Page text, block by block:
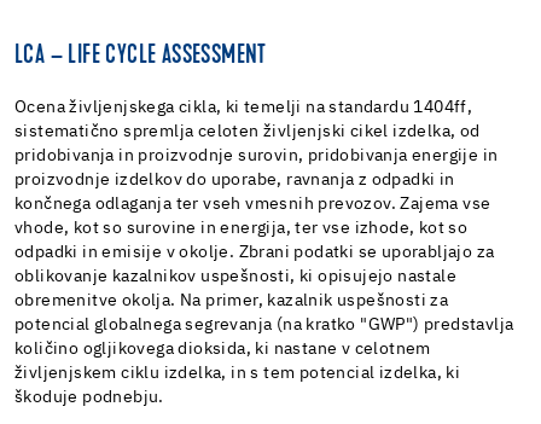
LCA – LIFE CYCLE ASSESSMENT
Ocena življenjskega cikla, ki temelji na standardu 1404ff,
sistematično spremlja celoten življenjski cikel izdelka, od
pridobivanja in proizvodnje surovin, pridobivanja energije in
proizvodnje izdelkov do uporabe, ravnanja z odpadki in
končnega odlaganja ter vseh vmesnih prevozov. Zajema vse
vhode, kot so surovine in energija, ter vse izhode, kot so
odpadki in emisije v okolje. Zbrani podatki se uporabljajo za
oblikovanje kazalnikov uspešnosti, ki opisujejo nastale
obremenitve okolja. Na primer, kazalnik uspešnosti za
potencial globalnega segrevanja (na kratko "GWP") predstavlja
količino ogljikovega dioksida, ki nastane v celotnem
življenjskem ciklu izdelka, in s tem potencial izdelka, ki
škoduje podnebju.